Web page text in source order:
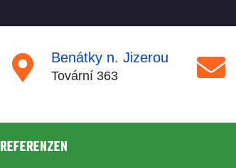
Benátky n. Jizerou
Tovární 363
REFERENZEN